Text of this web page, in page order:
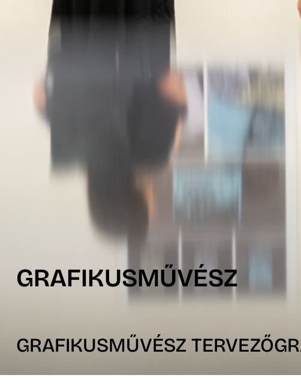
GRAFIKUSMŰVÉSZ
GRAFIKUSMŰVÉSZ